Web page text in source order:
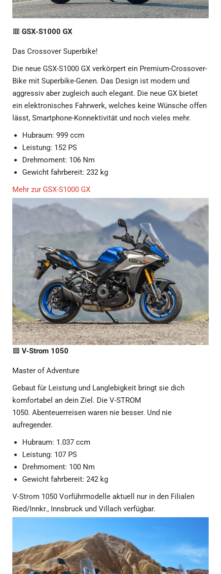
Bike mit Superbike-Genen. Das Design ist modern und
aggressiv aber zugleich auch elegant. Die neue GX bietet
ein elektronisches Fahrwerk, welches keine Wünsche offen
lässt, Smartphone-Konnektivität und noch vieles mehr.
Leistung: 152 PS
Drehmoment: 106 Nm
Gewicht fahrbereit: 232 kg
Mehr zur GSX-S1000 GX
V-Strom 1050
Master of Adventure
Gebaut für Leistung und Langlebigkeit bringt sie dich
komfortabel an dein Ziel. Die V-STROM
1050. Abenteuerreisen waren nie besser. Und nie
aufregender.
Hubraum: 1.037 ccm
Leistung: 107 PS
Drehmoment: 100 Nm
Gewicht fahrbereit: 242 kg
V-Strom 1050 Vorführmodelle aktuell nur in den Filialen
Ried/Innkr., Innsbruck und Villach verfügbar.